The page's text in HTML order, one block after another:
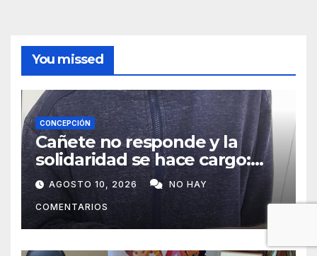
You missed
CONCEPCIÓN
Cañete no responde y la
solidaridad se hace cargo:
Félix recibirá ayuda durante
todo el año
AGOSTO 10, 2026 NO HAY
COMENTARIOS